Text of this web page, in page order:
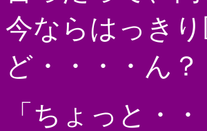
今ならはっき
ど・・・・ん？
「ちょっと・